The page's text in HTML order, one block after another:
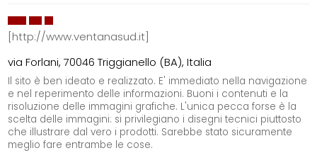
[http://www.ventanasud.it]
via Forlani, 70046 Triggianello (BA), Italia
Il sito è ben ideato e realizzato. E' immediato nella navigazione
e nel reperimento delle informazioni. Buoni i contenuti e la
risoluzione delle immagini grafiche. L'unica pecca forse è la
scelta delle immagini: si privilegiano i disegni tecnici piuttosto
che illustrare dal vero i prodotti. Sarebbe stato sicuramente
meglio fare entrambe le cose.